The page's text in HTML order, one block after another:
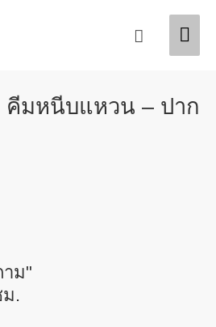
Search
คีมหนีบแหวน – ปาก
ม"
.